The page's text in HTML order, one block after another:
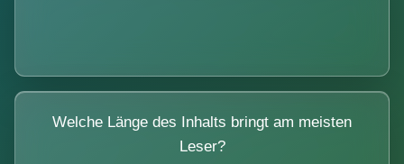
Welche Länge des Inhalts bringt am meisten
Leser?